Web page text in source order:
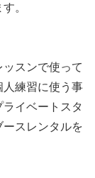
。
スンで使って
人練習に使う事
イベートスタ
スレンタルを